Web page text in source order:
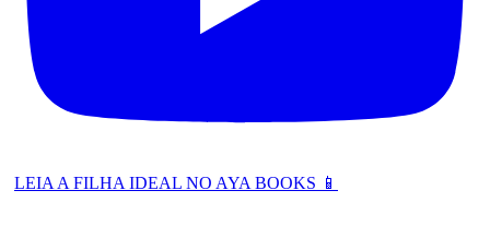
LEIA A FILHA IDEAL NO AYA BOOKS 📱